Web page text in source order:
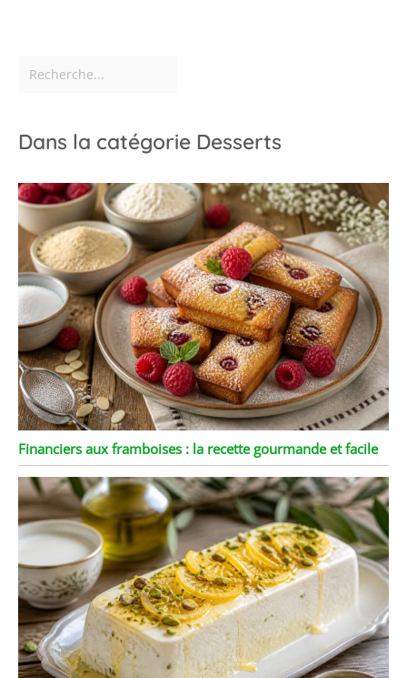
Dans la catégorie Desserts
Financiers aux framboises : la recette gourmande et facile